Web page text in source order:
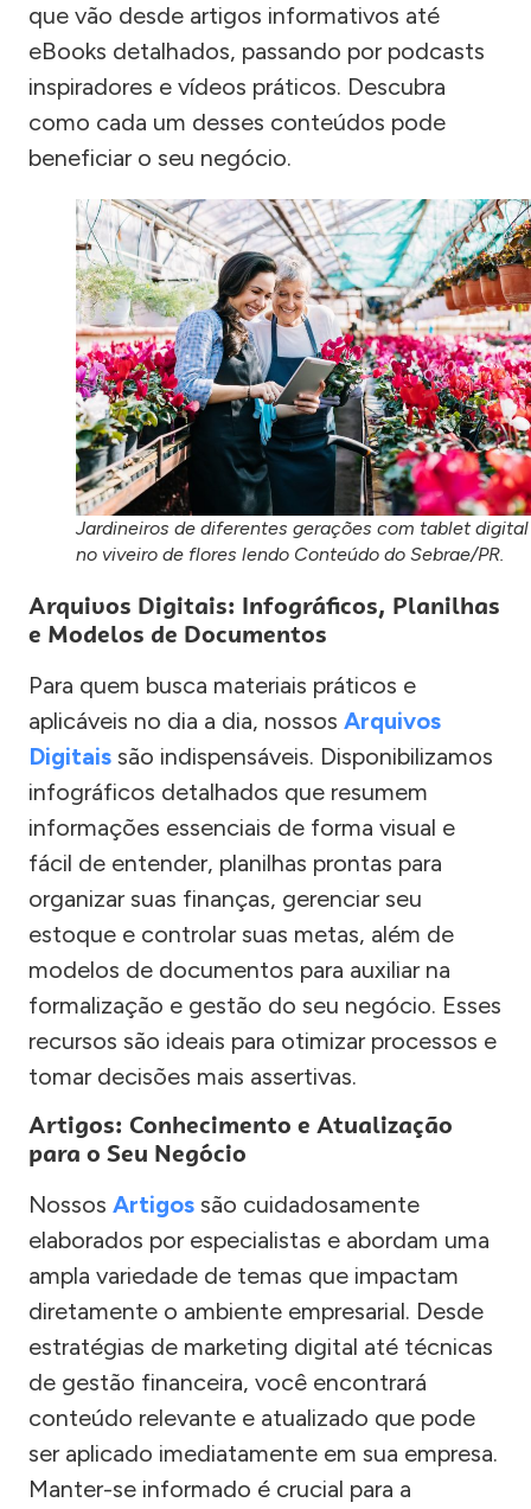
que vão desde artigos informativos até
eBooks detalhados, passando por podcasts
inspiradores e vídeos práticos. Descubra
como cada um desses conteúdos pode
beneficiar o seu negócio.
Jardineiros de diferentes gerações com tablet digital
no viveiro de flores lendo Conteúdo do Sebrae/PR.
Arquivos Digitais: Infográficos, Planilhas
e Modelos de Documentos
Para quem busca materiais práticos e
aplicáveis no dia a dia, nossos Arquivos
Digitais são indispensáveis. Disponibilizamos
infográficos detalhados que resumem
informações essenciais de forma visual e
fácil de entender, planilhas prontas para
organizar suas finanças, gerenciar seu
estoque e controlar suas metas, além de
modelos de documentos para auxiliar na
formalização e gestão do seu negócio. Esses
recursos são ideais para otimizar processos e
tomar decisões mais assertivas.
Artigos: Conhecimento e Atualização
para o Seu Negócio
Nossos Artigos são cuidadosamente
elaborados por especialistas e abordam uma
ampla variedade de temas que impactam
diretamente o ambiente empresarial. Desde
estratégias de marketing digital até técnicas
de gestão financeira, você encontrará
conteúdo relevante e atualizado que pode
ser aplicado imediatamente em sua empresa.
Manter-se informado é crucial para a